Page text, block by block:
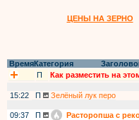
ЦЕНЫ НА ЗЕРНО
ВремяКатегория
П
Как разместить на
15:22
П Зелёный лук перо
09:37
П Расторопша с